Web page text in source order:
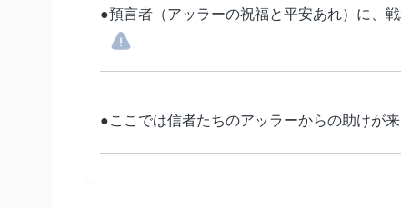
●預言者（アッラーの祝福と平安あれ）に、
●ここでは信者たちのアッラーからの助けが